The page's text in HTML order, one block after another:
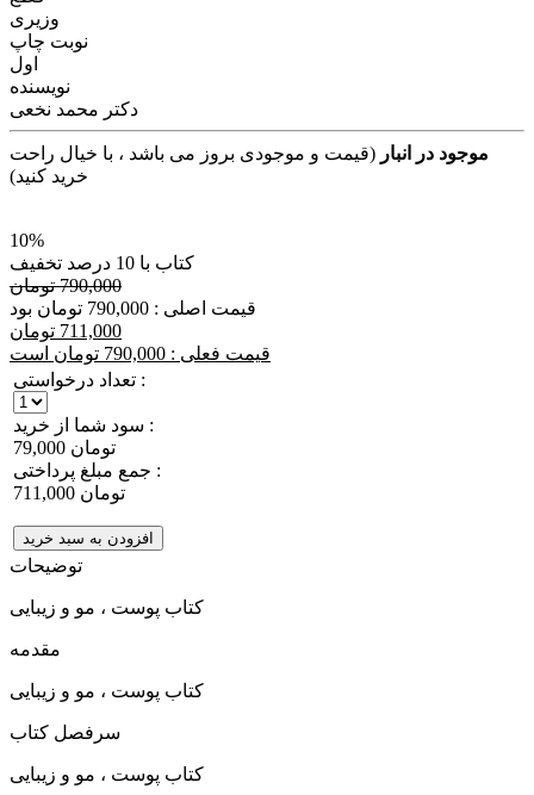
وزیری
نوبت چاپ
اول
نویسنده
دکتر محمد نخعی
موجود در انبار (قیمت و موجودی بروز می باشد ، با خیال راحت
خرید کنید)
10%
کتاب با 10 درصد تخفیف
790,000 تومان
قیمت اصلی : 790,000 تومان بود
711,000 تومان
قیمت فعلی : 790,000 تومان است
تعداد درخواستی :
سود شما از خرید :
79,000 تومان
جمع مبلغ پرداختی :
711,000 تومان
افزودن به سبد خرید
توضیحات
کتاب پوست ، مو و زیبایی
مقدمه
کتاب پوست ، مو و زیبایی
سرفصل کتاب
کتاب پوست ، مو و زیبایی